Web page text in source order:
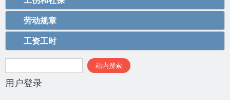
劳动规章
工资工时
搜索表单
站内搜索
用户登录